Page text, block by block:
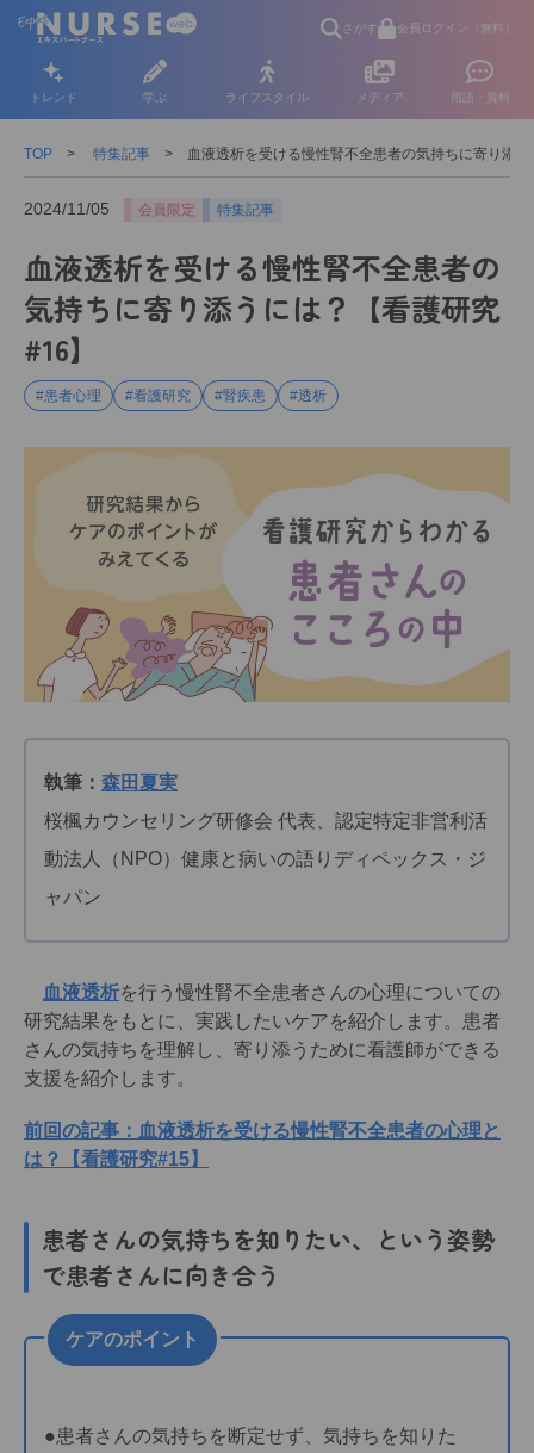
さがす 会員ログイン（無料）
トレンド 学ぶ ライフスタイル メディア 用語・資料
TOP 特集記事 血液透析を受ける慢性腎不全患者の気持ちに寄り添
2024/11/05 会員限定 特集記事
血液透析を受ける慢性腎不全患者の
気持ちに寄り添うには？【看護研究
#16】
#患者心理 #看護研究 #腎疾患 #透析
執筆： 森田夏実
桜楓カウンセリング研修会 代表、認定特定非営利活
動法人（NPO）健康と病いの語りディペックス・ジ
ャパン
血液透析を行う慢性腎不全患者さんの心理についての
研究結果をもとに、実践したいケアを紹介します。患者
さんの気持ちを理解し、寄り添うために看護師ができる
支援を紹介します。
前回の記事：血液透析を受ける慢性腎不全患者の心理と
は？【看護研究#15】
患者さんの気持ちを知りたい、という姿勢
で患者さんに向き合う
ケアのポイント
●患者さんの気持ちを断定せず、気持ちを知りた